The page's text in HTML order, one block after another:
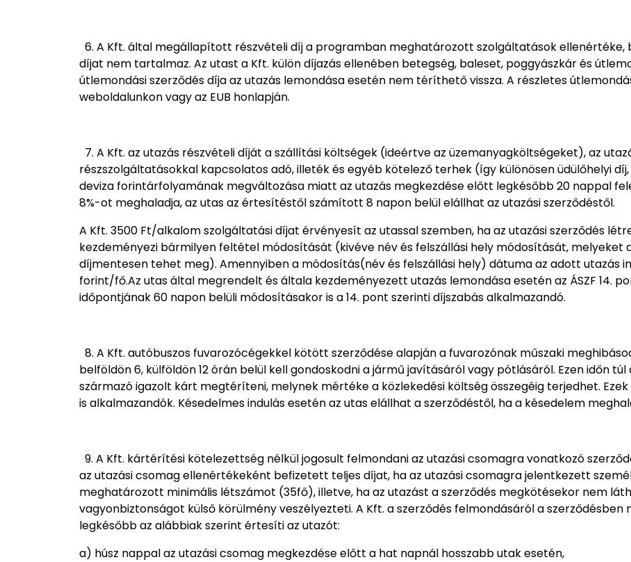
6. A Kft. által megállapított részvételi díj a programban meghatározott szolgáltatások ellenértéke,
díjat nem tartalmaz. Az utast a Kft. külön díjazás ellenében betegség, baleset, poggyászkár és
útlemondási szerződés díja az utazás lemondása esetén nem téríthető vissza. A részletes
weboldalunkon vagy az EUB honlapján.
7. A Kft. az utazás részvételi díját a szállítási költségek (ideértve az üzemanyagköltségeket), az
részszolgáltatásokkal kapcsolatos adó, illeték és egyéb kötelező terhek (így különösen üdülőhelyi
deviza forintárfolyamának megváltozása miatt az utazás megkezdése előtt legkésőbb 20 nappal
8%-ot meghaladja, az utas az értesítéstől számított 8 napon belül elállhat az utazási szerződéstől.
A Kft. 3500 Ft/alkalom szolgáltatási díjat érvényesít az utassal szemben, ha az utazási szerződés
kezdeményezi bármilyen feltétel módosítását (kivéve név és felszállási hely módosítását, melyeket
díjmentesen tehet meg). Amennyiben a módosítás(név és felszállási hely) dátuma az adott utazás
forint/fő.Az utas által megrendelt és általa kezdeményezett utazás lemondása esetén az ÁSZF 14.
időpontjának 60 napon belüli módosításakor is a 14. pont szerinti díjszabás alkalmazandó.
8. A Kft. autóbuszos fuvarozócégekkel kötött szerződése alapján a fuvarozónak műszaki
belföldön 6, külföldön 12 órán belül kell gondoskodni a jármű javításáról vagy pótlásáról. Ezen időn
származó igazolt kárt megtéríteni, melynek mértéke a közlekedési költség összegéig terjedhet.
is alkalmazandók. Késedelmes indulás esetén az utas elállhat a szerződéstől, ha a késedelem
9. A Kft. kártérítési kötelezettség nélkül jogosult felmondani az utazási csomagra vonatkozó
az utazási csomag ellenértékeként befizetett teljes díjat, ha az utazási csomagra jelentkezett
meghatározott minimális létszámot (35fő), illetve, ha az utazást a szerződés megkötésekor nem
vagyonbiztonságot külső körülmény veszélyezteti. A Kft. a szerződés felmondásáról a
legkésőbb az alábbiak szerint értesíti az utazót:
a) húsz nappal az utazási csomag megkezdése előtt a hat napnál hosszabb utak esetén,